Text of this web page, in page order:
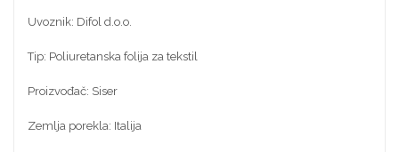
Uvoznik: Difol d.o.o.
Tip: Poliuretanska folija za tekstil
Proizvođač: Siser
Zemlja porekla: Italija